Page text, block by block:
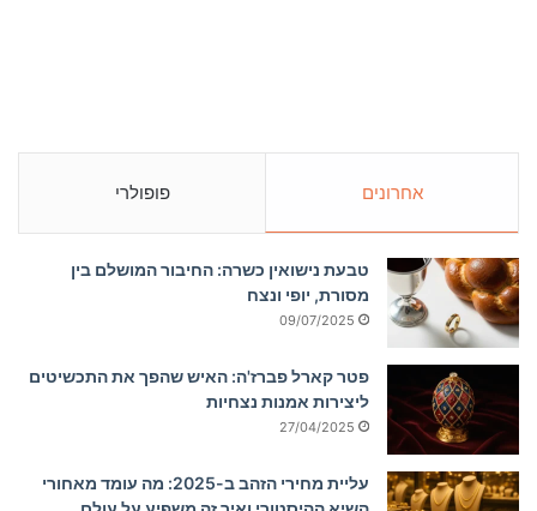
אחרונים פופולרי
טבעת נישואין כשרה: החיבור המושלם בין
מסורת, יופי ונצח
09/07/2025
פטר קארל פברז'ה: האיש שהפך את התכשיטים
ליצירות אמנות נצחיות
27/04/2025
עליית מחירי הזהב ב-2025: מה עומד מאחורי